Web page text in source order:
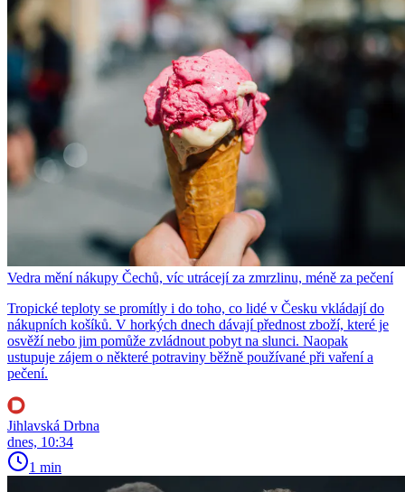
Vedra mění nákupy Čechů, víc utrácejí za zmrzlinu, méně za pečení
Tropické teploty se promítly i do toho, co lidé v Česku vkládají do
nákupních košíků. V horkých dnech dávají přednost zboží, které je
osvěží nebo jim pomůže zvládnout pobyt na slunci. Naopak
ustupuje zájem o některé potraviny běžně používané při vaření a
pečení.
Jihlavská Drbna
dnes, 10:34
1 min